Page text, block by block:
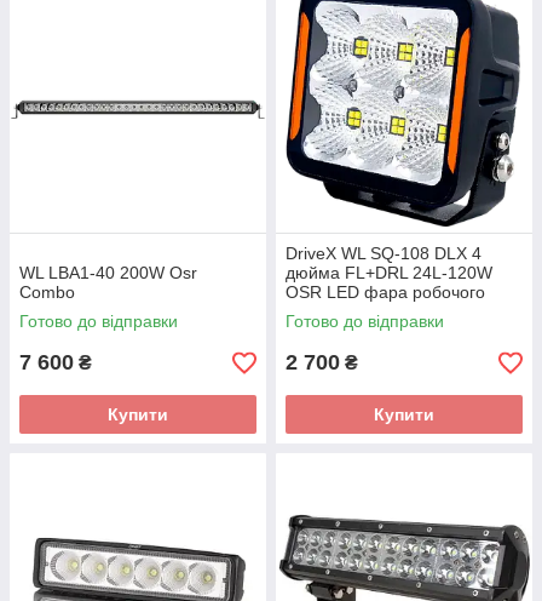
WL LBA1-40 200W Osr
Combo
Готово до відправки
7 600 ₴
Купити
DriveX WL SQ-108 DLX 4
дюйма FL+DRL 24L-120W
OSR LED фара робочого
світла
Готово до відправки
2 700 ₴
Купити